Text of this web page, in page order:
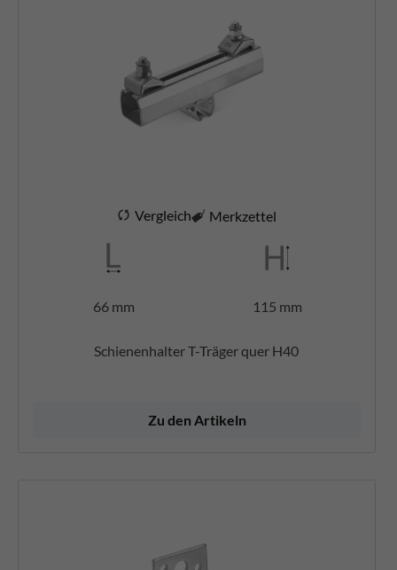
Vergleich Merkzettel
66 mm 115 mm
Schienenhalter T-Träger quer H40
Zu den Artikeln